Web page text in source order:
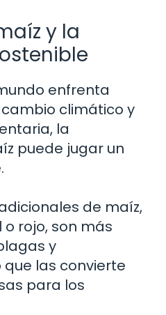
y la
enfrenta
climático y
la
puede jugar un
de maíz,
rojo, son más
y
las convierte
para los